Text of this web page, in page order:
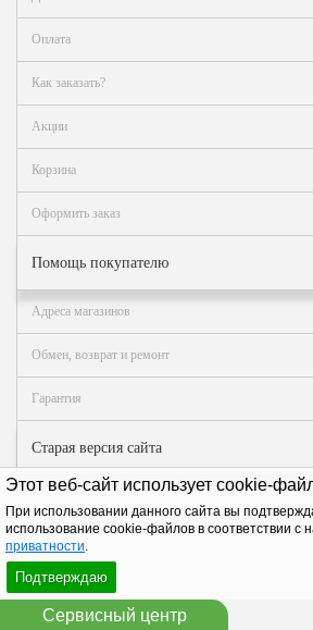
Новости
Контакты
Как
сделать
заказ?
Оплата
Доставка
самовывоз
Гарантия
возврат
Вакансии
Оплата
Как заказать?
Акции
Корзина
Оформить заказ
Помощь покупателю
Адреса магазинов
Обмен, возврат и ремонт
Гарантия
Старая версия сайта
© АЗТ ГРУП 2004–2026. Все права
Этот веб-сайт использует cookie-
При использовании данного сайта вы
использование cookie-файлов в соответствии с
приватности.
Подтверждаю
Сервисный центр